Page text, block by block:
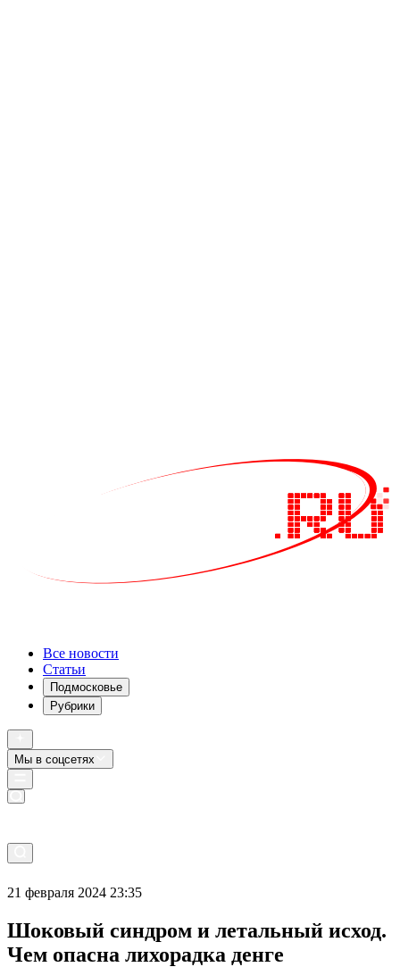
Все новости
Статьи
Подмосковье
Рубрики
Мы в соцсетях
21 февраля 2024 23:35
Шоковый синдром и летальный исход.
Чем опасна лихорадка денге